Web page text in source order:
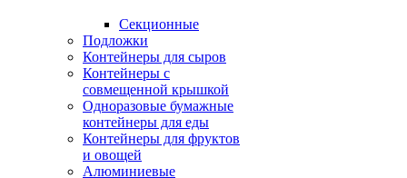
Секционные
Подложки
Контейнеры для сыров
Контейнеры с
совмещенной крышкой
Одноразовые бумажные
контейнеры для еды
Контейнеры для фруктов
и овощей
Алюминиевые